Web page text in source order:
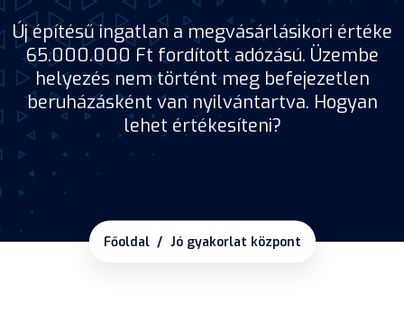
Új építésű ingatlan a megvásárlásikori értéke
65.000.000 Ft fordított adózású. Üzembe
helyezés nem történt meg befejezetlen
beruházásként van nyilvántartva. Hogyan
lehet értékesíteni?
Főoldal Jó gyakorlat központ